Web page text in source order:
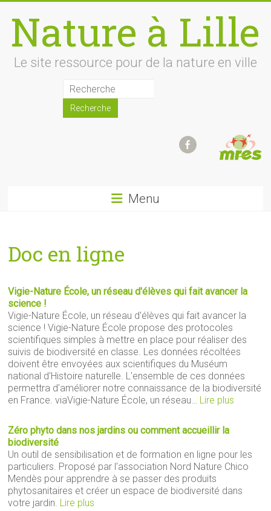
content
Nature à Lille
Le site ressource pour de la nature en ville
Menu
Doc en ligne
Vigie-Nature École, un réseau d'élèves qui fait avancer la
science !
Vigie-Nature École, un réseau d'élèves qui fait avancer la
science ! Vigie-Nature École propose des protocoles
scientifiques simples à mettre en place pour réaliser des
suivis de biodiversité en classe. Les données récoltées
doivent être envoyées aux scientifiques du Muséum
national d'Histoire naturelle. L'ensemble de ces données
permettra d'améliorer notre connaissance de la biodiversité
en France. viaVigie-Nature École, un réseau… Lire plus
Zéro phyto dans nos jardins ou comment accueillir la
biodiversité
Un outil de sensibilisation et de formation en ligne pour les
particuliers. Proposé par l'association Nord Nature Chico
Mendès pour apprendre à se passer des produits
phytosanitaires et créer un espace de biodiversité dans
votre jardin. Lire plus